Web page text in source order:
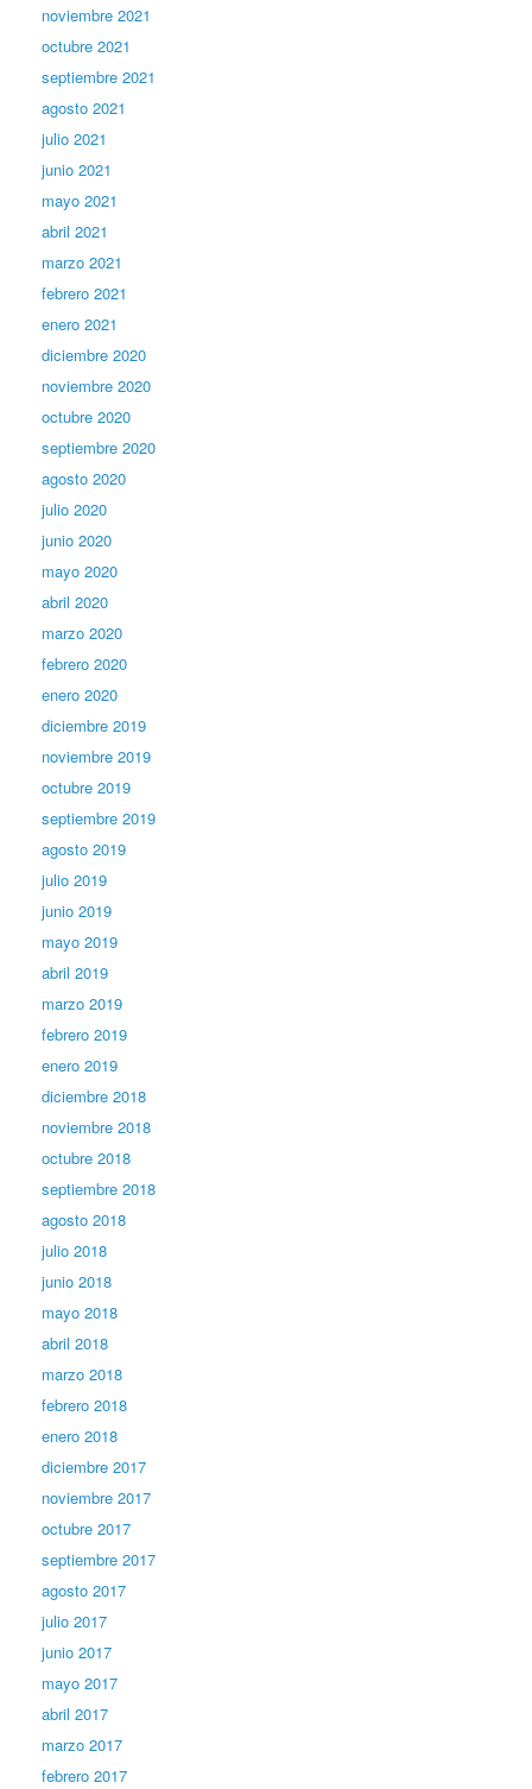
noviembre 2021
octubre 2021
septiembre 2021
agosto 2021
julio 2021
junio 2021
mayo 2021
abril 2021
marzo 2021
febrero 2021
enero 2021
diciembre 2020
noviembre 2020
octubre 2020
septiembre 2020
agosto 2020
julio 2020
junio 2020
mayo 2020
abril 2020
marzo 2020
febrero 2020
enero 2020
diciembre 2019
noviembre 2019
octubre 2019
septiembre 2019
agosto 2019
julio 2019
junio 2019
mayo 2019
abril 2019
marzo 2019
febrero 2019
enero 2019
diciembre 2018
noviembre 2018
octubre 2018
septiembre 2018
agosto 2018
julio 2018
junio 2018
mayo 2018
abril 2018
marzo 2018
febrero 2018
enero 2018
diciembre 2017
noviembre 2017
octubre 2017
septiembre 2017
agosto 2017
julio 2017
junio 2017
mayo 2017
abril 2017
marzo 2017
febrero 2017